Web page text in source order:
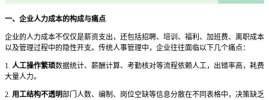
一、企业人力成本的构成与痛点
企业的人力成本不仅仅是薪资支出，还包括招聘、培训、福利、加班费、离职成本
以及管理过程中的隐性开支。 传统人事管理中，企业往往面临以下几个痛点：
1. 人工操作繁琐数据统计、薪酬计算、考勤核对等流程依赖人工，出错率高，耗费
大量人力。
2. 用工结构不透明部门人数、编制、岗位空缺等信息分散在不同表格中，决策缺乏